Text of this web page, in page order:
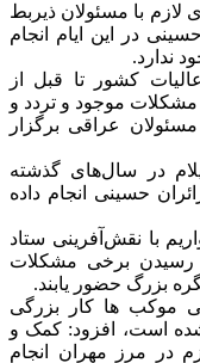
لازم با مسئولان ذیربط
در این ایام انجام
ندارد.
کشور تا قبل از
موجود و تردد و
عراقی برگزار
در سال‌های گذشته
حسینی انجام داده
با نقش‌آفرینی ستاد
رسیدن برخی مشکلات
بزرگ حضور یابند.
موکب ‌ها کار بزرگی
است، افزود: کمک و
در مرز مهران انجام